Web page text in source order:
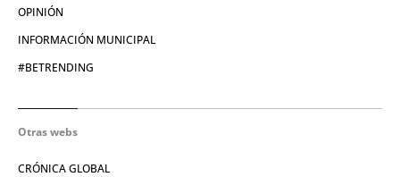
OPINIÓN
INFORMACIÓN MUNICIPAL
#BETRENDING
Otras webs
CRÓNICA GLOBAL